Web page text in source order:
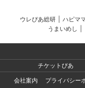
ウレぴあ総研 ハピマ
うまいめし
チケットぴあ
会社案内
プライバシー